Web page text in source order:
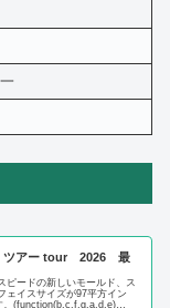
ツアー tour 2026 最
ピードの新しいモールド、ス
イスサイズが97平方イン
。(function(b,c,f,g,a,d,e)